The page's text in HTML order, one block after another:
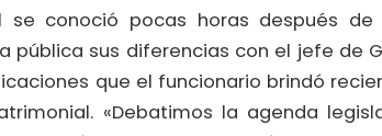
se conoció pocas horas después de
pública sus diferencias con el jefe de
que el funcionario brindó
«Debatimos la agenda